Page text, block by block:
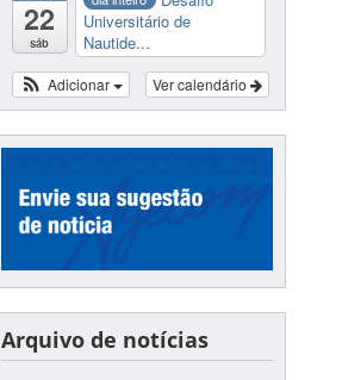
22
sáb
Universitário de
Nautide...
Ver calendário
Adicionar
Arquivo de notícias